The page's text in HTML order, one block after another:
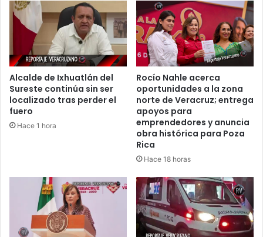
Alcalde de Ixhuatlán del
Sureste continúa sin ser
localizado tras perder el
fuero
Hace 1 hora
Rocío Nahle acerca
oportunidades a la zona
norte de Veracruz; entrega
apoyos para
emprendedores y anuncia
obra histórica para Poza
Rica
Hace 18 horas